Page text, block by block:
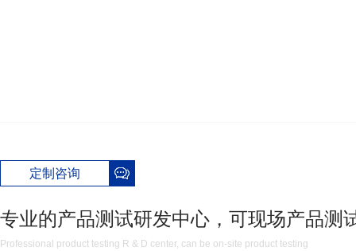
定制咨询
专业的产品测试研发中心，可现场产品测
Professional product testing R & D center, can be on-site product testing